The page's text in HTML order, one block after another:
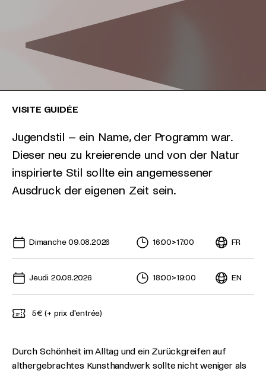
VISITE GUIDÉE
Jugendstil – ein Name, der Programm war.
Dieser neu zu kreierende und von der Natur
inspirierte Stil sollte ein angemessener
Ausdruck der eigenen Zeit sein.
Dimanche 09.08.2026
16:00>17:00 FR
Jeudi 20.08.2026 18:00>19:00 EN
5€ (+ prix d'entrée)
Durch Schönheit im Alltag und ein Zurückgreifen auf
althergebrachtes Kunsthandwerk sollte nicht weniger als